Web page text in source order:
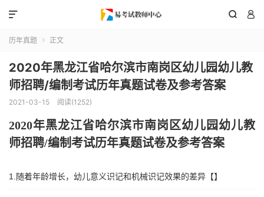
 

历年真题  正文
2020年黑龙江省哈尔滨市南岗区幼儿园幼儿教
师招聘/编制考试历年真题试卷及参考答案
2021-03-15 阅读(1252)
2020年黑龙江省哈尔滨市南岗区幼儿园幼儿教
师招聘/编制考试历年真题试卷及参考答案
1.随着年龄增长，幼儿意义识记和机械识记效果的差异【】